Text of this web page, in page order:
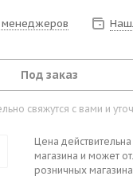
менеджеров
Под заказ
свяжутся с вами и
Цена
магазина и может
розничных